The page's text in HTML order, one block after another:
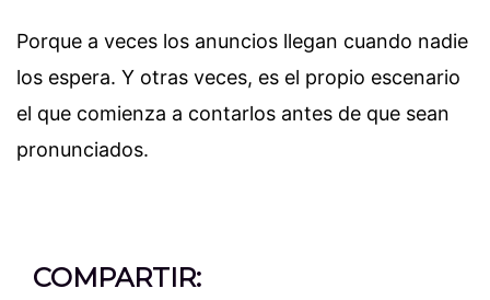
Porque a veces los anuncios llegan cuando nadie
los espera. Y otras veces, es el propio escenario
el que comienza a contarlos antes de que sean
pronunciados.
COMPARTIR: